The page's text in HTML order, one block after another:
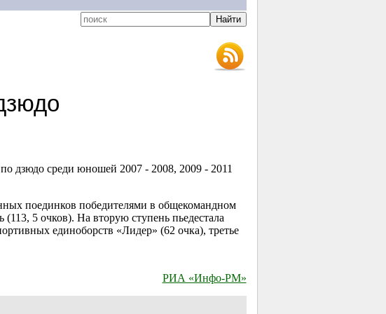
дзюдо среди юношей 2007 - 2008, 2009 - 2011
поединков победителями в общекомандном
5 очков). На вторую ступень пьедестала
единоборств «Лидер» (62 очка), третье
РИА «Инфо-РМ»